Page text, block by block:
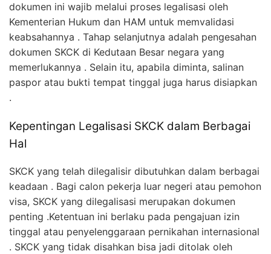
dokumen ini wajib melalui proses legalisasi oleh
Kementerian Hukum dan HAM untuk memvalidasi
keabsahannya . Tahap selanjutnya adalah pengesahan
dokumen SKCK di Kedutaan Besar negara yang
memerlukannya . Selain itu, apabila diminta, salinan
paspor atau bukti tempat tinggal juga harus disiapkan
.
Kepentingan Legalisasi SKCK dalam Berbagai
Hal
SKCK yang telah dilegalisir dibutuhkan dalam berbagai
keadaan . Bagi calon pekerja luar negeri atau pemohon
visa, SKCK yang dilegalisasi merupakan dokumen
penting .Ketentuan ini berlaku pada pengajuan izin
tinggal atau penyelenggaraan pernikahan internasional
. SKCK yang tidak disahkan bisa jadi ditolak oleh